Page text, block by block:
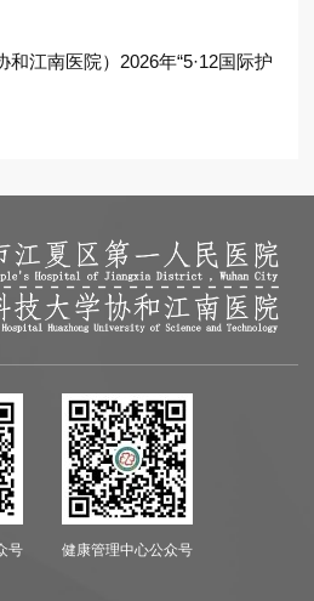
江南医院）2026年“5·12国际护
号 健康管理中心公众号